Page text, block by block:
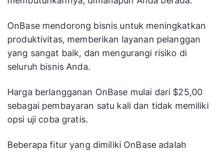
OnBase mendorong bisnis untuk meningkatkan
produktivitas, memberikan layanan pelanggan
yang sangat baik, dan mengurangi risiko di
seluruh bisnis Anda.
Harga berlangganan OnBase mulai dari $25,00
sebagai pembayaran satu kali dan tidak memiliki
opsi uji coba gratis.
Beberapa fitur yang dimiliki OnBase adalah